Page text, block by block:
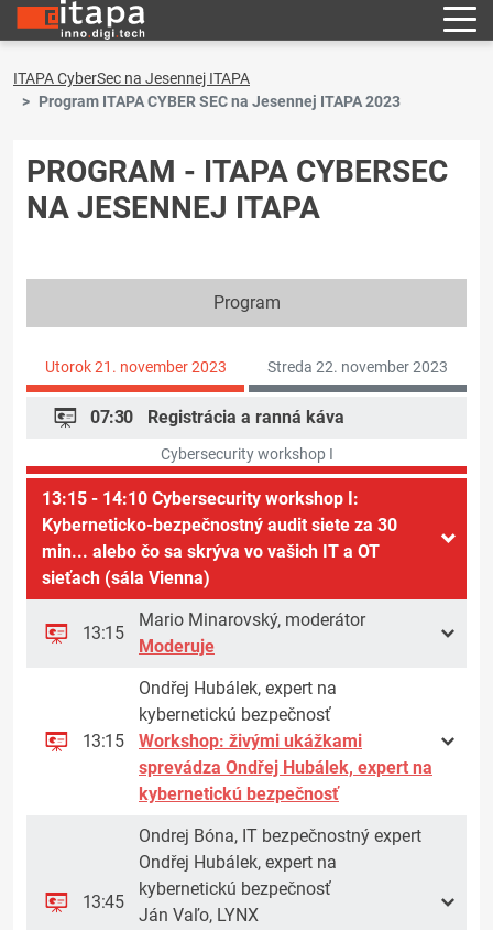
ITAPA CyberSec na Jesennej ITAPA
Program ITAPA CYBER SEC na Jesennej ITAPA 2023
PROGRAM - ITAPA CYBERSEC
NA JESENNEJ ITAPA
Program
Utorok 21. november 2023 Streda 22. november 2023
07:30 Registrácia a ranná káva
Cybersecurity workshop I
13:15 - 14:10 Cybersecurity workshop I:
Kyberneticko-bezpečnostný audit siete za 30
min... alebo čo sa skrýva vo vašich IT a OT
sieťach (sála Vienna)
13:15
Mario Minarovský, moderátor
Moderuje
13:15
Ondřej Hubálek, expert na
kybernetickú bezpečnosť
Workshop: živými ukážkami
sprevádza Ondřej Hubálek, expert na
kybernetickú bezpečnosť
13:45
Ondrej Bóna, IT bezpečnostný expert
Ondřej Hubálek, expert na
kybernetickú bezpečnosť
Ján Vaľo, LYNX